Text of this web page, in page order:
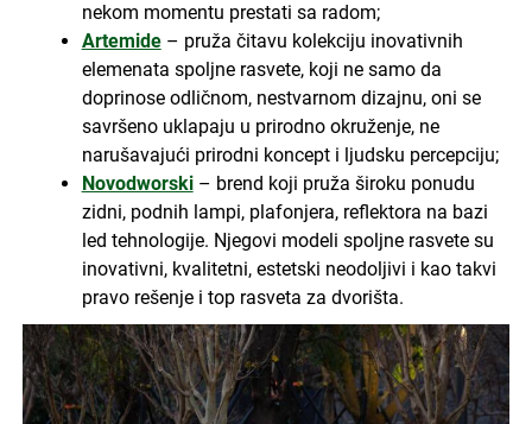
nekom momentu prestati sa radom;
Artemide– pruža čitavu kolekciju inovativnih
elemenata spoljne rasvete, koji ne samo da
doprinose odličnom, nestvarnom dizajnu, oni se
savršeno uklapaju u prirodno okruženje, ne
narušavajući prirodni koncept i ljudsku percepciju;
Novodworski– brend koji pruža široku ponudu
zidni, podnih lampi, plafonjera, reflektora na bazi
led tehnologije. Njegovi modeli spoljne rasvete su
inovativni, kvalitetni, estetski neodoljivi i kao takvi
pravo rešenje i top rasveta za dvorišta.